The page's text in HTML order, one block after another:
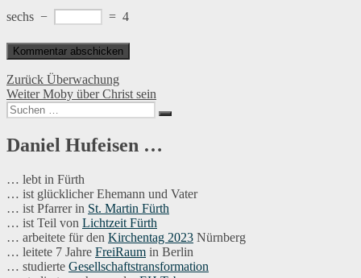
sechs − = 4
Beitragsnavigation
Zurück Vorheriger
Beitrag:
Überwachung
Weiter Nächster
Beitrag:
Moby über Christ sein
Suchen
nach:
Suchen
Daniel Hufeisen …
… lebt in Fürth
… ist glücklicher Ehemann und Vater
… ist Pfarrer in St. Martin Fürth
… ist Teil von Lichtzeit Fürth
… arbeitete für den Kirchentag 2023 Nürnberg
… leitete 7 Jahre FreiRaum in Berlin
… studierte Gesellschaftstransformation